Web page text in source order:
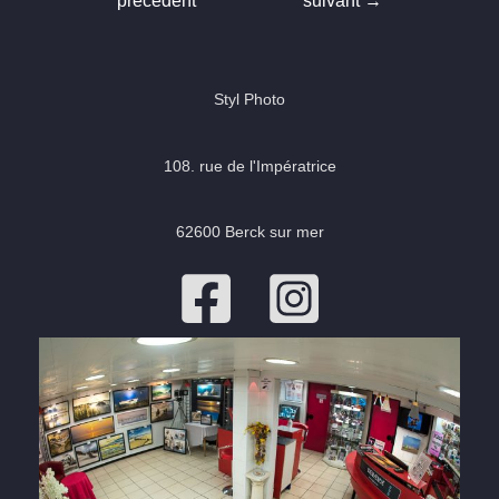
Styl Photo
108. rue de l'Impératrice
62600 Berck sur mer